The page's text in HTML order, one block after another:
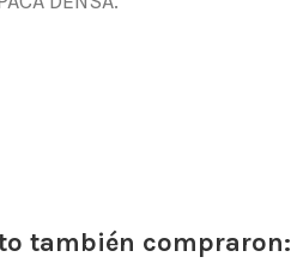
también compraron: